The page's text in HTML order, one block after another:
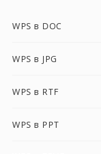
WPS в DOC
WPS в JPG
WPS в RTF
WPS в PPT